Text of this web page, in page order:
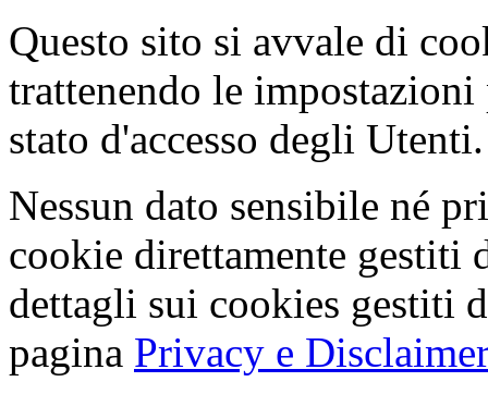
Questo sito si avvale di
trattenendo le
stato d'accesso degli Utenti.
Nessun dato sensibile né
cookie direttamente gestiti
dettagli sui cookies gestiti
pagina Privacy e Disclaimer